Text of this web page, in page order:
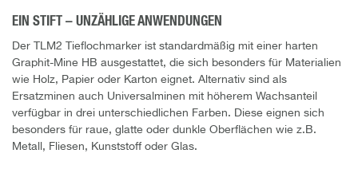
EIN STIFT – UNZÄHLIGE ANWENDUNGEN
Der TLM2 Tieflochmarker ist standardmäßig mit einer harten
Graphit-Mine HB ausgestattet, die sich besonders für Materialien
wie Holz, Papier oder Karton eignet. Alternativ sind als
Ersatzminen auch Universalminen mit höherem Wachsanteil
verfügbar in drei unterschiedlichen Farben. Diese eignen sich
besonders für raue, glatte oder dunkle Oberflächen wie z.B.
Metall, Fliesen, Kunststoff oder Glas.